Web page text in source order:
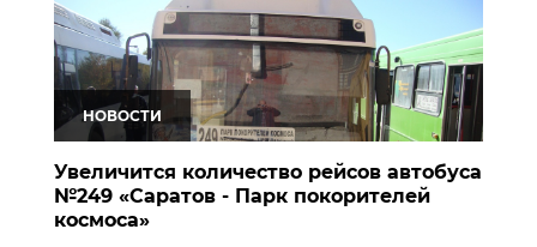
НОВОСТИ
Увеличится количество рейсов автобуса
№249 «Саратов - Парк покорителей
космоса»